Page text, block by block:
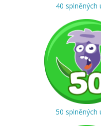
40 splněných
50 splněných